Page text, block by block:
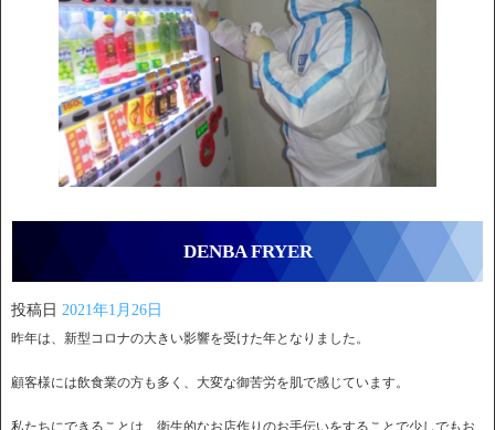
DENBA FRYER
投稿日 2021年1月26日
昨年は、新型コロナの大きい影響を受けた年となりました。
顧客様には飲食業の方も多く、大変な御苦労を肌で感じています。